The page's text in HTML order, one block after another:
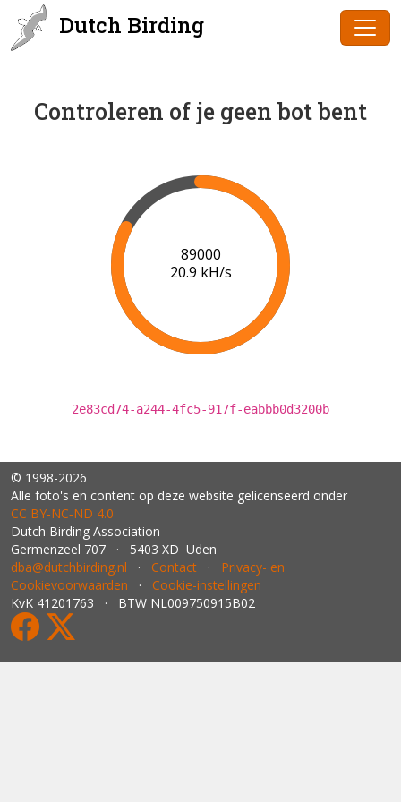
Dutch Birding
Controleren of je geen bot bent
90000
20.9 kH/s
2e83cd74-a244-4fc5-917f-eabbb0d3200b
© 1998-2026
Alle foto's en content op deze website gelicenseerd onder
CC BY‑NC‑ND 4.0
Dutch Birding Association
Germenzeel 707 · 5403 XD Uden
dba@dutchbirding.nl · Contact · Privacy- en
Cookievoorwaarden · Cookie-instellingen
KvK 41201763 · BTW NL009750915B02